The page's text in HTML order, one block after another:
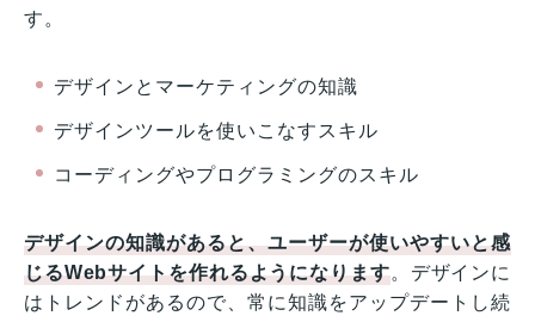
す。
デザインとマーケティングの知識
デザインツールを使いこなすスキル
コーディングやプログラミングのスキル
デザインの知識があると、ユーザーが使いやすいと感
じるWebサイトを作れるようになります。デザインに
はトレンドがあるので、常に知識をアップデートし続